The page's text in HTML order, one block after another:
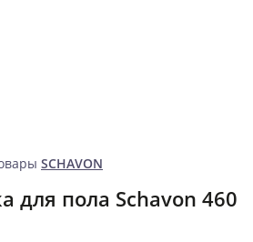
SCHAVON
для пола Schavon 460